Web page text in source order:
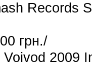
Records
грн./
Voivod 2009